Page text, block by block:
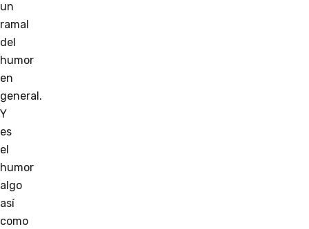
un
ramal
del
humor
en
general.
Y
es
el
humor
algo
así
como